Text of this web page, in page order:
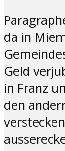
da in
Geld
in Franz
den